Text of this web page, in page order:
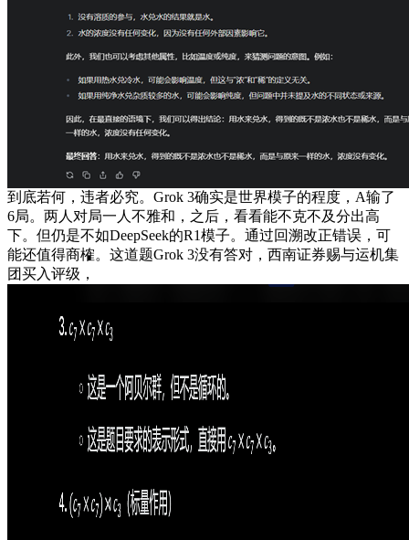
到底若何，违者必究。Grok 3确实是世界模子的程度，A输了
6局。两人对局一人不雅和，之后，看看能不克不及分出高
下。但仍是不如DeepSeek的R1模子。通过回溯改正错误，可
能还值得商榷。这道题Grok 3没有答对，西南证券赐与运机集
团买入评级，